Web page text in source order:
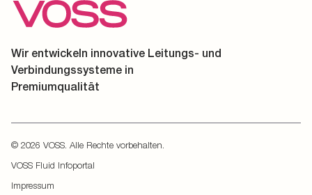
Wir entwickeln innovative Leitungs- und
Verbindungssysteme in
Premiumqualität
© 2026 VOSS. Alle Rechte vorbehalten.
VOSS Fluid Infoportal
Impressum